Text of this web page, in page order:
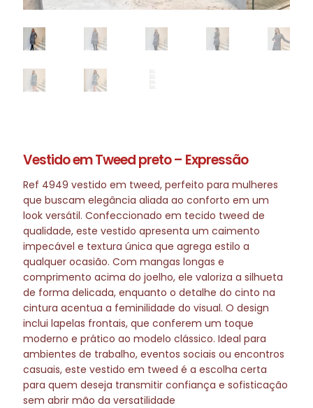
Vestido em Tweed preto – Expressão
Ref 4949 vestido em tweed, perfeito para mulheres
que buscam elegância aliada ao conforto em um
look versátil. Confeccionado em tecido tweed de
qualidade, este vestido apresenta um caimento
impecável e textura única que agrega estilo a
qualquer ocasião. Com mangas longas e
comprimento acima do joelho, ele valoriza a silhueta
de forma delicada, enquanto o detalhe do cinto na
cintura acentua a feminilidade do visual. O design
inclui lapelas frontais, que conferem um toque
moderno e prático ao modelo clássico. Ideal para
ambientes de trabalho, eventos sociais ou encontros
casuais, este vestido em tweed é a escolha certa
para quem deseja transmitir confiança e sofisticação
sem abrir mão da versatilidade